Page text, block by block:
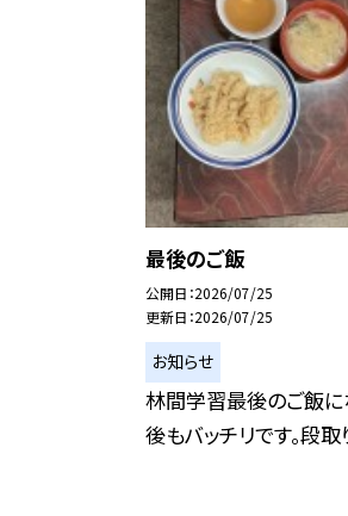
最後のご飯
公開日 2026/07/25
更新日 2026/07/25
お知らせ
林間学習最後のご飯に
後もバッチリです。段